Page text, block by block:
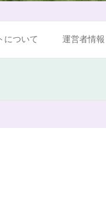
について 運営者情報